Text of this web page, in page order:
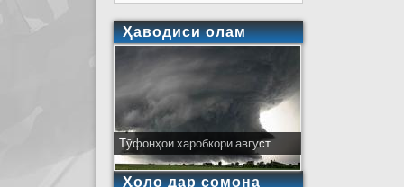
Ҳаводиси олам
Тӯфонҳои харобкори август
Ҳоло дар сомона